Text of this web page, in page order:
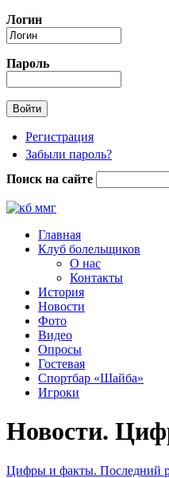
Перейти к основному
Логин
Пароль
Регистрация
Забыли пароль?
Форма поиска
Поиск на сайте
Главная
Клуб болельщиков
О нас
Контакты
История
Новости
Фото
Видео
Опросы
Гостевая
Спортбар «Шайба»
Игроки
Новости.
Цифры и факты. Последний